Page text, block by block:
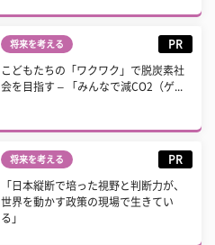
将来を考える PR
こどもたちの「ワクワク」で脱炭素社
会を目指す – 「みんなで減CO2（ゲ...
将来を考える PR
「日本縦断で培った視野と判断力が、
世界を動かす政策の現場で生きてい
る」